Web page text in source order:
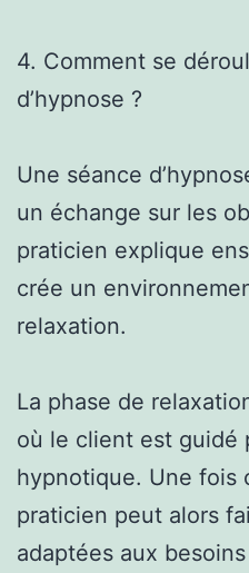
4. Comment se
d’hypnose ?
Une séance
un échange sur les
praticien explique
crée un
relaxation.
La phase de
où le client est guidé
hypnotique. Une fois
praticien peut alors
adaptées aux